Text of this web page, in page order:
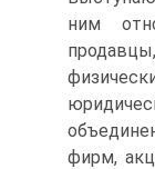
ним
фирм,